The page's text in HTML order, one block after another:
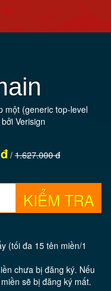
một (generic top-level
Verisign
/ 1.627.000 đ
KIỂM TRA
(tối đa 15 tên miền/1
chưa bị đăng ký. Nếu
sẽ bị đăng ký mất.